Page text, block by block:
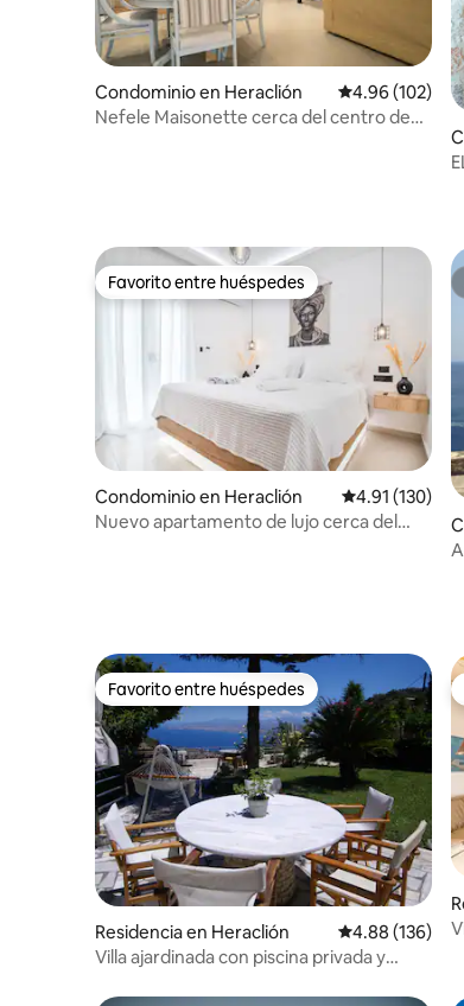
Condominio en Heraclión Calificación
4.96 (102)
Nefele Maisonette cerca del centro de
Favorito entre huéspedes
Favorito entre huéspedes
Condominio en Heraclión Calificación
4.91 (130)
Nuevo apartamento de lujo cerca del
Favorito entre huéspedes
Favorito entre huéspedes
Residencia en Heraclión Calificación
4.88 (136)
Villa ajardinada con piscina privada y